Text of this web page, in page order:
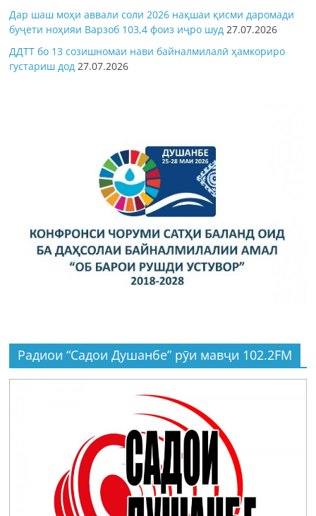
Дар шаш моҳи аввали соли 2026 нақшаи қисми даромади
буҷети ноҳияи Варзоб 103,4 фоиз иҷро шуд 27.07.2026
ДДТТ бо 13 созишномаи нави байналмилалӣ ҳамкориро
густариш дод 27.07.2026
Радиои “Садои Душанбе” рӯи мавҷи 102.2FM